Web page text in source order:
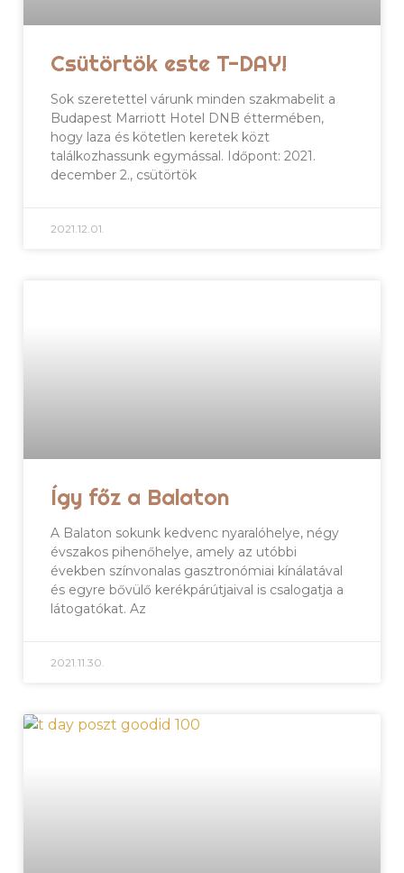
Csütörtök este T-DAY!
Sok szeretettel várunk minden szakmabelit a
Budapest Marriott Hotel DNB éttermében,
hogy laza és kötetlen keretek közt
találkozhassunk egymással. Időpont: 2021.
december 2., csütörtök
2021.12.01.
Így főz a Balaton
A Balaton sokunk kedvenc nyaralóhelye, négy
évszakos pihenőhelye, amely az utóbbi
években színvonalas gasztronómiai kínálatával
és egyre bővülő kerékpárútjaival is csalogatja a
látogatókat. Az
2021.11.30.